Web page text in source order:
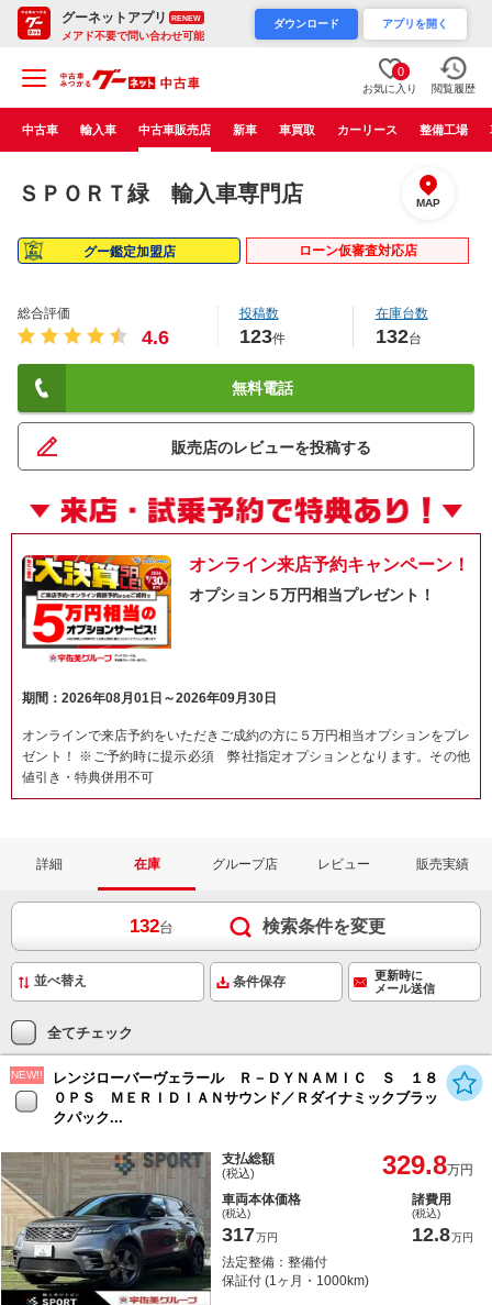
グーネットアプリ RENEW
メアド不要で問い合わせ可能
ダウンロード アプリを開く
0
お気に入り 閲覧履歴
中古車 輸入車 中古車販売店 新車 車買取 カーリース 整備工場
ＳＰＯＲＴ緑 輸入車専門店 MAP
グー鑑定加盟店 ローン仮審査対応店
総合評価
4.6
投稿数
123件
在庫台数
132台
無料電話
販売店のレビューを投稿する
オンライン来店予約キャンペーン！
オプション５万円相当プレゼント！
期間：2026年08月01日～2026年09月30日
オンラインで来店予約をいただきご成約の方に５万円相当オプションをプレ
ゼント！ ※ご予約時に提示必須 弊社指定オプションとなります。その他
値引き・特典併用不可
詳細 在庫 グループ店 レビュー 販売実績
132台 検索条件を変更
条件保存
更新時に
メール送信
全てチェック
NEW!!
レンジローバーヴェラール Ｒ－ＤＹＮＡＭＩＣ Ｓ １８
０ＰＳ ＭＥＲＩＤＩＡＮサウンド／Ｒダイナミックブラッ
クパック...
支払総額
(税込) 329.8万円
車両本体価格
(税込)
317万円
諸費用
(税込)
12.8万円
法定整備：整備付
保証付 (1ヶ月・1000km)